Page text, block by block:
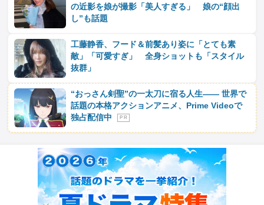
の近影を娘が撮影「美人すぎる」 娘の“顔出
し”も話題
工藤静香、フード＆前髪あり姿に「とても素
敵」「可愛すぎ」 全身ショットも「スタイル
抜群」
“おっさん剣聖”の一太刀に宿る人生―― 世界で
話題の本格アクションアニメ、Prime Videoで
独占配信中
P R